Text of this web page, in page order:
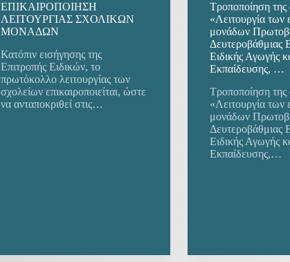
ΕΠΙΚΑΙΡΟΠΟΙΗΣΗ
ΛΕΙΤΟΥΡΓΙΑΣ ΣΧΟΛΙΚΩΝ
ΜΟΝΑΔΩΝ
Κατόπιν εισήγησης της
Επιτροπής Ειδικών, το
πρωτόκολλο λειτουργίας των
σχολείων επικαιροποιείται, ώστε
να ανταποκριθεί στις…
Τροποποίηση
«Λειτουργία των
μονάδων
Δευτεροβάθμιας
Ειδικής Αγωγής
Εκπαίδευσης, …
Τροποποίηση
«Λειτουργία των
μονάδων
Δευτεροβάθμιας
Ειδικής Αγωγής
Εκπαίδευσης,…